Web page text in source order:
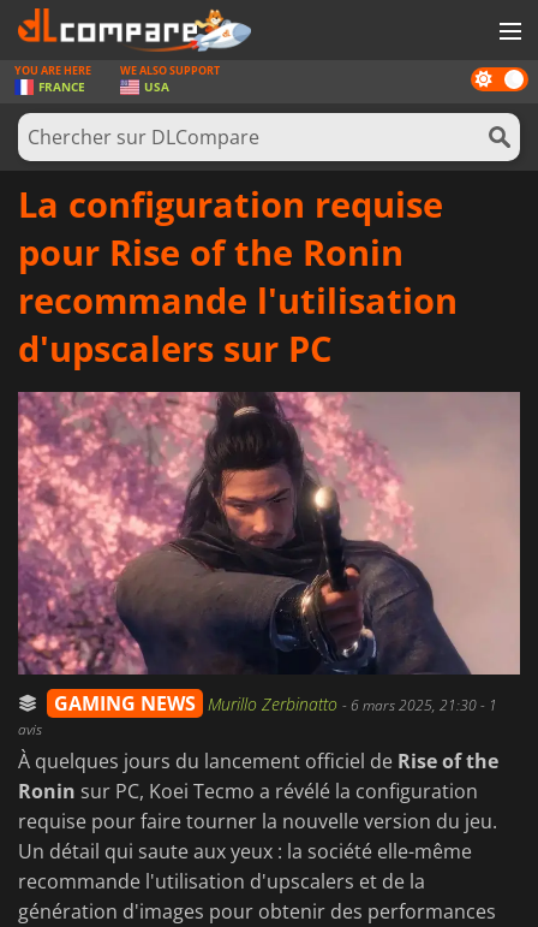
JEUX
CARTES PRÉPAYÉES
LOGICIELS
MATÉRIEL
SE CONNECTER OU S'INSCRIRE
Dark
mode
YOU ARE HERE
FRANCE
WE ALSO SUPPORT
USA
La configuration requise
pour Rise of the Ronin
recommande l'utilisation
d'upscalers sur PC
GAMING NEWS Murillo Zerbinatto -6 mars 2025, 21:30- 1
avis
À quelques jours du lancement officiel de Rise of the
Ronin sur PC, Koei Tecmo a révélé la configuration
requise pour faire tourner la nouvelle version du jeu.
Un détail qui saute aux yeux : la société elle-même
recommande l'utilisation d'upscalers et de la
génération d'images pour obtenir des performances